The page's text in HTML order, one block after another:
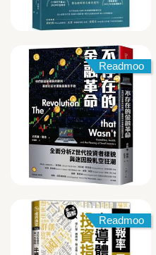
Readmoo
Readmoo